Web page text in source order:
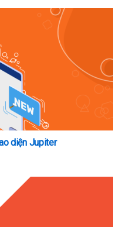
diện Jupiter